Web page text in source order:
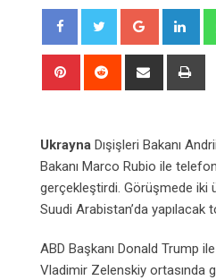
Google+
Pinterest Reddit
Share
Ukrayna Dışişleri Bakanı
Bakanı Marco Rubio ile
gerçekleştirdi. Görüşmede iki
Suudi Arabistan’da yapılacak
ABD Başkanı Donald Trump
Vladimir Zelenskiy ortasında